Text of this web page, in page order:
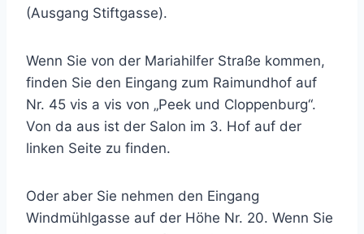
(Ausgang Stiftgasse).
Wenn Sie von der Mariahilfer Straße kommen,
finden Sie den Eingang zum Raimundhof auf
Nr. 45 vis a vis von „Peek und Cloppenburg“.
Von da aus ist der Salon im 3. Hof auf der
linken Seite zu finden.
Oder aber Sie nehmen den Eingang
Windmühlgasse auf der Höhe Nr. 20. Wenn Sie